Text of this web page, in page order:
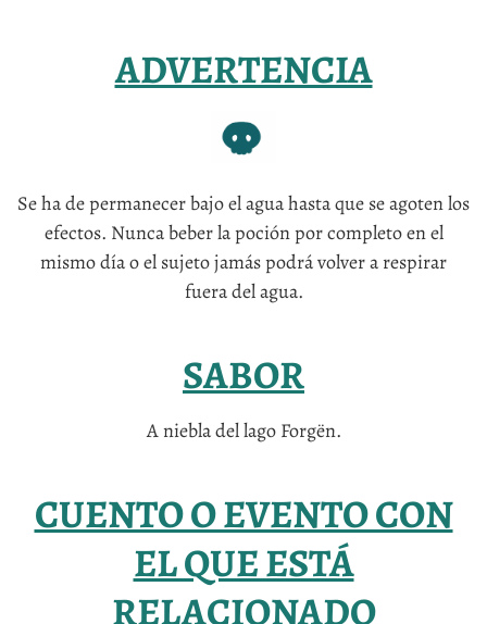
ADVERTENCIA
Se ha de permanecer bajo el agua hasta que se agoten los
efectos. Nunca beber la poción por completo en el
mismo día o el sujeto jamás podrá volver a respirar
fuera del agua.
SABOR
A niebla del lago Forgën.
CUENTO O EVENTO CON
EL QUE ESTÁ
RELACIONADO